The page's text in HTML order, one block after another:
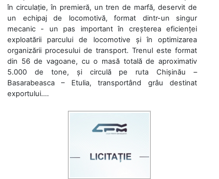
în circulație, în premieră, un tren de marfă, deservit de
un echipaj de locomotivă, format dintr-un singur
mecanic - un pas important în creșterea eficienței
exploatării parcului de locomotive și în optimizarea
organizării procesului de transport. Trenul este format
din 56 de vagoane, cu o masă totală de aproximativ
5.000 de tone, și circulă pe ruta Chișinău –
Basarabeasca – Etulia, transportând grâu destinat
exportului....